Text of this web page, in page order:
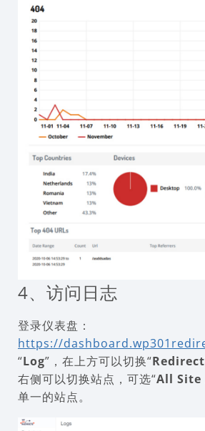
4、访问日志
登录仪表盘：
https://
“Log”，在上方可以切换“Redirect
右侧可以切换站点，可选“All Site
单一的站点。